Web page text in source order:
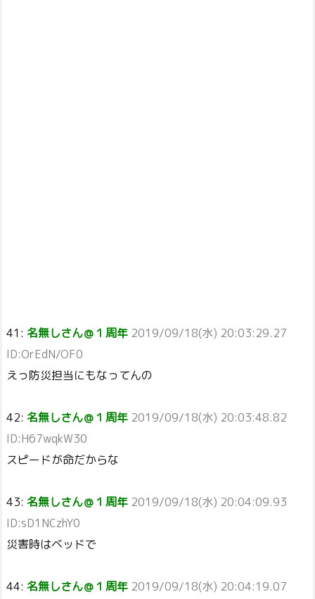
41: 名無しさん＠１周年 2019/09/18(水) 20:03:29.27
ID:OrEdN/OF0
えっ防災担当にもなってんの
42: 名無しさん＠１周年 2019/09/18(水) 20:03:48.82
ID:H67wqkW30
スピードが命だからな
43: 名無しさん＠１周年 2019/09/18(水) 20:04:09.93
ID:sD1NCzhY0
災害時はベッドで
44: 名無しさん＠１周年 2019/09/18(水) 20:04:19.07